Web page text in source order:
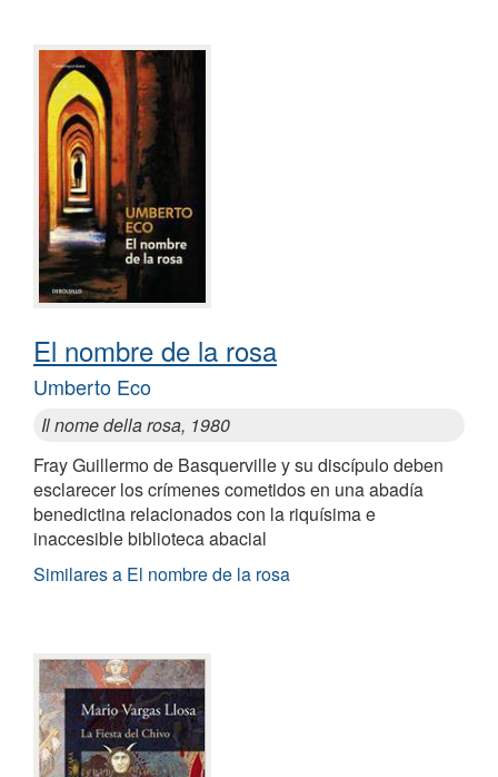
El nombre de la rosa
Umberto Eco
Il nome della rosa, 1980
Fray Guillermo de Basquerville y su discípulo deben
esclarecer los crímenes cometidos en una abadía
benedictina relacionados con la riquísima e
inaccesible biblioteca abacial
Similares a El nombre de la rosa